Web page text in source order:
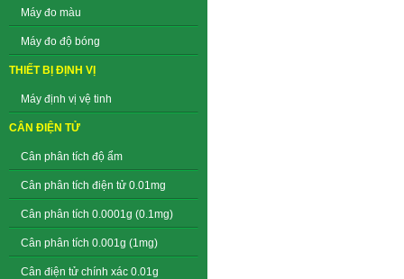
Máy đo màu
Máy đo độ bóng
THIẾT BỊ ĐỊNH VỊ
Máy định vị vệ tinh
CÂN ĐIỆN TỬ
Cân phân tích độ ẩm
Cân phân tích điện tử 0.01mg
Cân phân tích 0.0001g (0.1mg)
Cân phân tích 0.001g (1mg)
Cân điện tử chính xác 0.01g